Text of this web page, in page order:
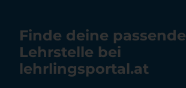
Finde deine passende
Lehrstelle bei
lehrlingsportal.at